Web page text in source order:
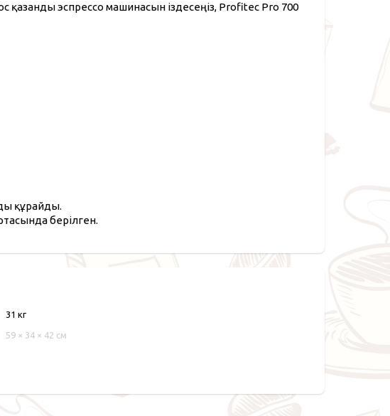
қазанды эспрессо машинасын іздесеңіз, Profitec Pro 700
құрайды.
берілген.
31 кг
59 × 34 × 42 см